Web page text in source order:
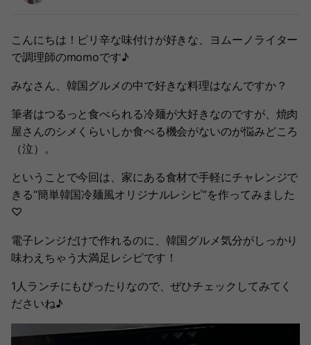
こんにちは！ピリ辛な味付けが好きな、ヨムーノライター
で調理師のmomoです♪
みなさん、韓国グルメの中で好きな料理はなんですか？
筆者はつるっと食べられる冷麺が大好きなのですが、焼肉
屋さんのシメくらいしか食べる機会がないのが悩みどころ
（泣）。
ということで今回は、家にある食材で手軽にチャレンジで
きる“簡単韓国冷麺風オリジナルレシピ”を作ってみました
♡
電子レンジだけで作れるのに、韓国グルメ気分がしっかり
味わえちゃう大満足レシピです！
1人ランチにもぴったりなので、ぜひチェックしてみてく
ださいね♪